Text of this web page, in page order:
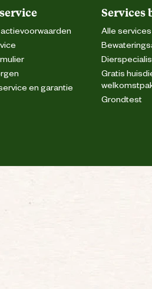
en garantie
Services
Alle services
Gratis
Grondtest